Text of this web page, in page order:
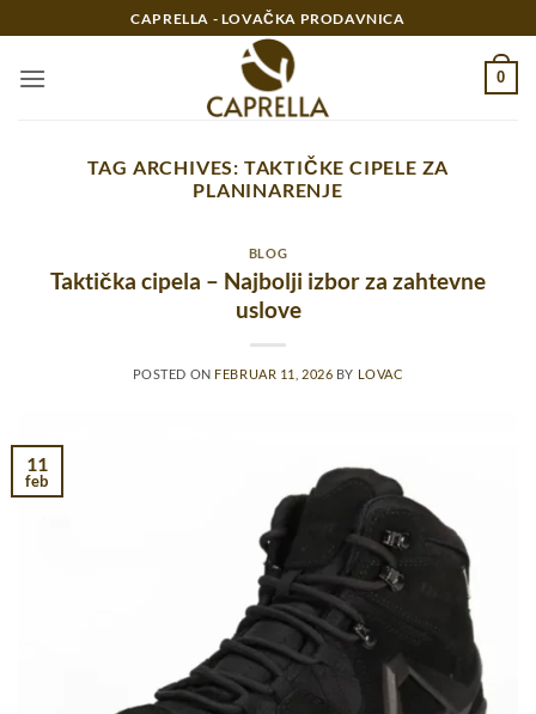
na
sadržaj
CAPRELLA - LOVAČKA PRODAVNICA
0
TAG ARCHIVES: TAKTIČKE CIPELE ZA
PLANINARENJE
BLOG
Taktička cipela – Najbolji izbor za zahtevne
uslove
POSTED ON FEBRUAR 11, 2026 BY LOVAC
11
feb